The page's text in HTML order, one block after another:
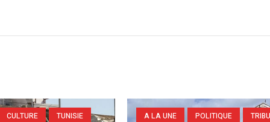
CULTURE TUNISIE A LA UNE POLITIQUE